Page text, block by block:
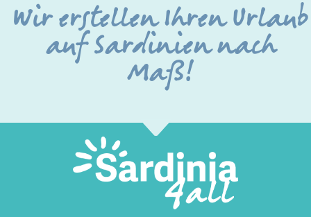
Wir erstellen Ihren Urlaub
auf Sardinien nach
Maß!